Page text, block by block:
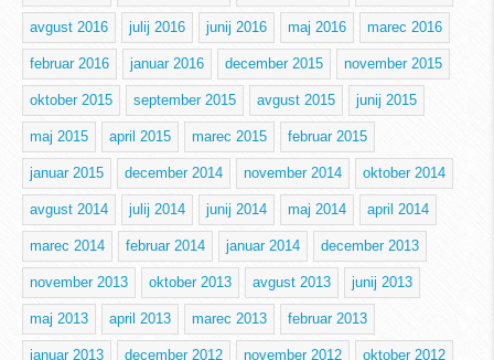
avgust 2016 julij 2016 junij 2016 maj 2016 marec 2016
februar 2016 januar 2016 december 2015 november 2015
oktober 2015 september 2015 avgust 2015 junij 2015
maj 2015 april 2015 marec 2015 februar 2015
januar 2015 december 2014 november 2014 oktober 2014
avgust 2014 julij 2014 junij 2014 maj 2014 april 2014
marec 2014 februar 2014 januar 2014 december 2013
november 2013 oktober 2013 avgust 2013 junij 2013
maj 2013 april 2013 marec 2013 februar 2013
januar 2013 december 2012 november 2012 oktober 2012